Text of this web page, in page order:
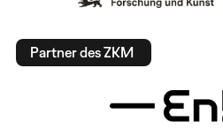
Partner des ZKM